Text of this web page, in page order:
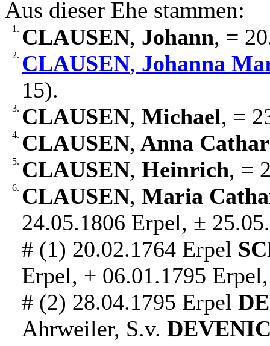
Aus dieser Ehe stammen:
1. CLAUSEN, Johann, =
2. CLAUSEN, Johanna
15).
3. CLAUSEN, Michael, =
4. CLAUSEN, Anna
5. CLAUSEN, Heinrich, =
6. CLAUSEN, Maria
24.05.1806 Erpel, ±
# (1) 20.02.1764 Erpel
Erpel, + 06.01.1795
# (2) 28.04.1795 Erpel
Ahrweiler, S.v.